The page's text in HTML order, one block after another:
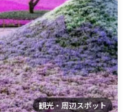
観光・周辺スポット